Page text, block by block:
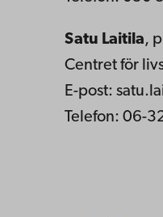
Satu Laitila,
Centret för
E-post:
Telefon: 06-